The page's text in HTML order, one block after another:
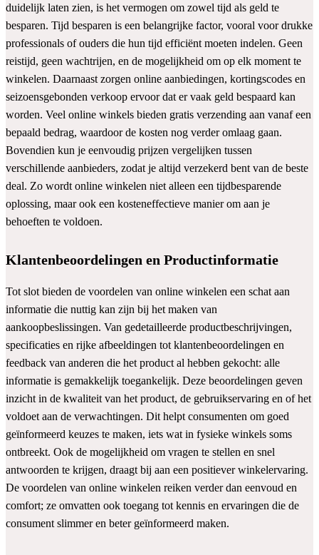
duidelijk laten zien, is het vermogen om zowel tijd als geld te
besparen. Tijd besparen is een belangrijke factor, vooral voor drukke
professionals of ouders die hun tijd efficiënt moeten indelen. Geen
reistijd, geen wachtrijen, en de mogelijkheid om op elk moment te
winkelen. Daarnaast zorgen online aanbiedingen, kortingscodes en
seizoensgebonden verkoop ervoor dat er vaak geld bespaard kan
worden. Veel online winkels bieden gratis verzending aan vanaf een
bepaald bedrag, waardoor de kosten nog verder omlaag gaan.
Bovendien kun je eenvoudig prijzen vergelijken tussen
verschillende aanbieders, zodat je altijd verzekerd bent van de beste
deal. Zo wordt online winkelen niet alleen een tijdbesparende
oplossing, maar ook een kosteneffectieve manier om aan je
behoeften te voldoen.
Klantenbeoordelingen en Productinformatie
Tot slot bieden de voordelen van online winkelen een schat aan
informatie die nuttig kan zijn bij het maken van
aankoopbeslissingen. Van gedetailleerde productbeschrijvingen,
specificaties en rijke afbeeldingen tot klantenbeoordelingen en
feedback van anderen die het product al hebben gekocht: alle
informatie is gemakkelijk toegankelijk. Deze beoordelingen geven
inzicht in de kwaliteit van het product, de gebruikservaring en of het
voldoet aan de verwachtingen. Dit helpt consumenten om goed
geïnformeerd keuzes te maken, iets wat in fysieke winkels soms
ontbreekt. Ook de mogelijkheid om vragen te stellen en snel
antwoorden te krijgen, draagt bij aan een positiever winkelervaring.
De voordelen van online winkelen reiken verder dan eenvoud en
comfort; ze omvatten ook toegang tot kennis en ervaringen die de
consument slimmer en beter geïnformeerd maken.